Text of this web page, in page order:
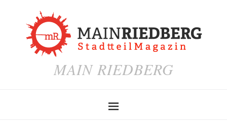
MAIN RIEDBERG